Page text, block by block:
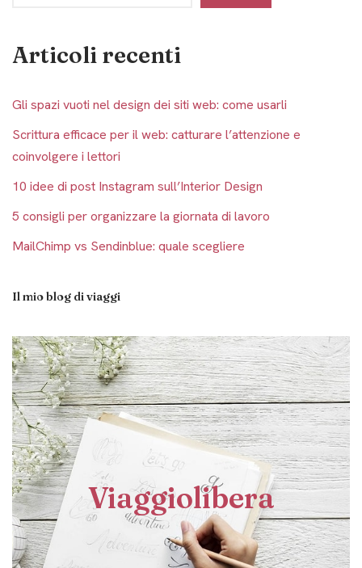
Articoli recenti
Gli spazi vuoti nel design dei siti web: come usarli
Scrittura efficace per il web: catturare l’attenzione e
coinvolgere i lettori
10 idee di post Instagram sull’Interior Design
5 consigli per organizzare la giornata di lavoro
MailChimp vs Sendinblue: quale scegliere
Il mio blog di viaggi
Viaggiolibera